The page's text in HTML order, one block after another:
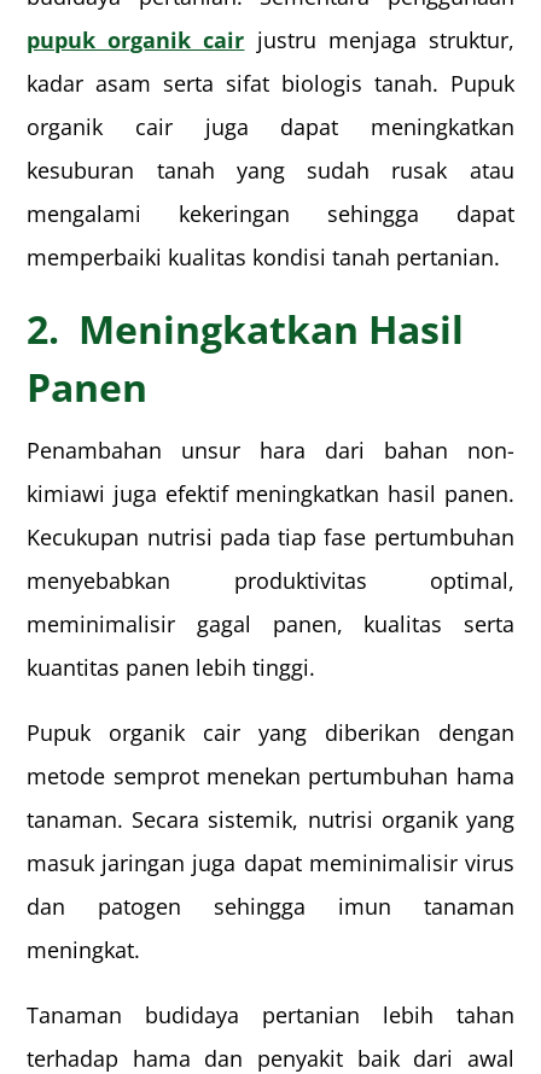
pupuk organik cair justru menjaga struktur,
kadar asam serta sifat biologis tanah. Pupuk
organik cair juga dapat meningkatkan
kesuburan tanah yang sudah rusak atau
mengalami kekeringan sehingga dapat
memperbaiki kualitas kondisi tanah pertanian.
2. Meningkatkan Hasil
Panen
Penambahan unsur hara dari bahan non-
kimiawi juga efektif meningkatkan hasil panen.
Kecukupan nutrisi pada tiap fase pertumbuhan
menyebabkan produktivitas optimal,
meminimalisir gagal panen, kualitas serta
kuantitas panen lebih tinggi.
Pupuk organik cair yang diberikan dengan
metode semprot menekan pertumbuhan hama
tanaman. Secara sistemik, nutrisi organik yang
masuk jaringan juga dapat meminimalisir virus
dan patogen sehingga imun tanaman
meningkat.
Tanaman budidaya pertanian lebih tahan
terhadap hama dan penyakit baik dari awal